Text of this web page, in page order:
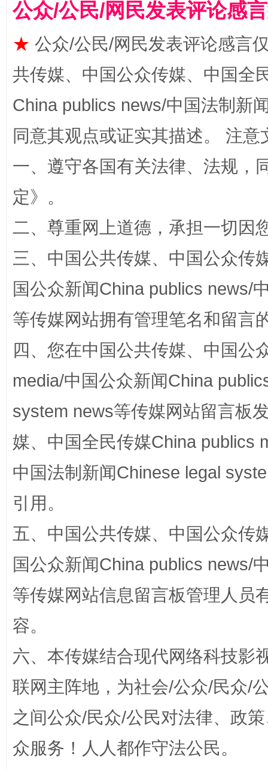
揭批美国五大"原罪" "炒
漫山遍野的桃花与雪山、麦地、白藏房
招工难、用工荒背后
公众/公民/网民发表评论感
★ 公众/公民/网民发表评论感言
共传媒、中国公众传媒、中国全
China publics news/中国法制新
同意其观点或证实其描述。 注
一、遵守各国有关法律、法规，
定》。
二、尊重网上道德，承担一切因
三、中国公共传媒、中国公众传
国公众新闻China publics news/
等传媒网站拥有管理笔名和留言
四、您在中国公共传媒、中国公
media/中国公众新闻China
system news等传媒网站留言板
媒、中国全民传媒China publics
中国法制新闻Chinese legal
引用。
五、中国公共传媒、中国公众传
国公众新闻China publics news/
等传媒网站信息留言板管理人员
容。
六、本传媒结合现代网络科技影
联网主阵地，为社会/公众/民众/
之间公众/民众/公民对法律、政
众服务！人人都作守法公民。